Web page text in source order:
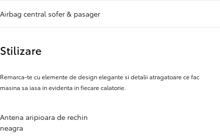
Airbag central sofer & pasager
Stilizare
Remarca-te cu elemente de design elegante si detalii atragatoare ce fac
masina sa iasa in evidenta in fiecare calatorie.
Antena aripioara de rechin
neagra